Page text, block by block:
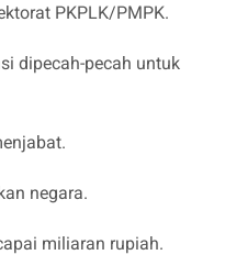
PKPLK/PMPK.
dipecah-pecah untuk
negara.
miliaran rupiah.